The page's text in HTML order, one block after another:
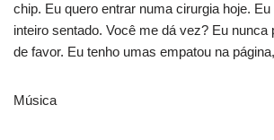
chip. Eu quero entrar numa cirurgia hoje.
inteiro sentado. Você me dá vez? Eu nunca
de favor. Eu tenho umas empatou na
Música